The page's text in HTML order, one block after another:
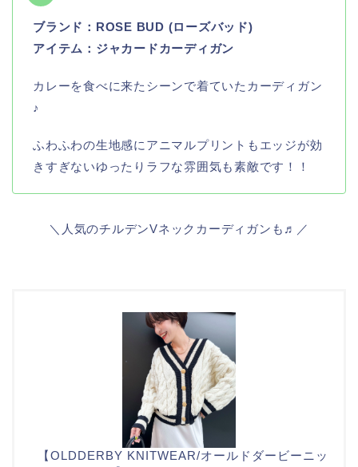
ブランド： ROSE BUD (ローズバッド)
アイテム：ジャカードカーディガン
カレーを食べに来たシーンで着ていたカーディガン
♪
ふわふわの生地感にアニマルプリントもエッジが効
きすぎないゆったりラフな雰囲気も素敵です！！
＼人気のチルデンVネックカーディガンも♬／
【OLDDERBY KNITWEAR/オールドダービーニッ